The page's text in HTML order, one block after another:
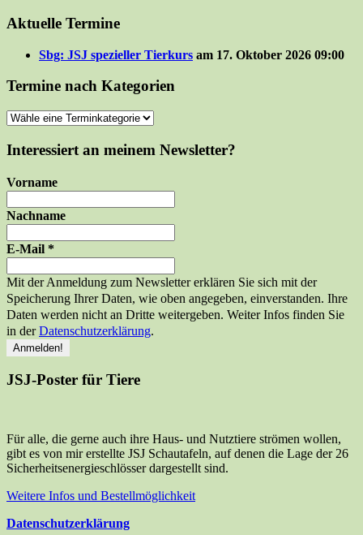
Aktuelle Termine
Sbg: JSJ spezieller Tierkurs am 17. Oktober 2026 09:00
Termine nach Kategorien
Interessiert an meinem Newsletter?
Vorname
Nachname
E-Mail *
Mit der Anmeldung zum Newsletter erklären Sie sich mit der
Speicherung Ihrer Daten, wie oben angegeben, einverstanden. Ihre
Daten werden nicht an Dritte weitergeben. Weiter Infos finden Sie
in derDatenschutzerklärung.
JSJ-Poster für Tiere
Für alle, die gerne auch ihre Haus- und Nutztiere strömen wollen,
gibt es von mir erstellte JSJ Schautafeln, auf denen die Lage der 26
Sicherheitsenergieschlösser dargestellt sind.
Weitere Infos und Bestellmöglichkeit
Datenschutzerklärung